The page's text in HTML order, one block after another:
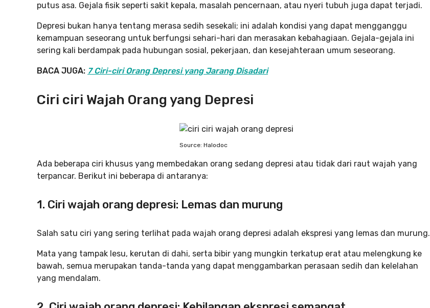
putus asa. Gejala fisik seperti sakit kepala, masalah pencernaan, atau nyeri tubuh juga dapat terjadi.
Depresi bukan hanya tentang merasa sedih sesekali; ini adalah kondisi yang dapat mengganggu
kemampuan seseorang untuk berfungsi sehari-hari dan merasakan kebahagiaan. Gejala-gejala ini
sering kali berdampak pada hubungan sosial, pekerjaan, dan kesejahteraan umum seseorang.
BACA JUGA: 7 Ciri-ciri Orang Depresi yang Jarang Disadari
Ciri ciri Wajah Orang yang Depresi
Source: Halodoc
Ada beberapa ciri khusus yang membedakan orang sedang depresi atau tidak dari raut wajah yang
terpancar. Berikut ini beberapa di antaranya:
1. Ciri wajah orang depresi: Lemas dan murung
Salah satu ciri yang sering terlihat pada wajah orang depresi adalah ekspresi yang lemas dan murung.
Mata yang tampak lesu, kerutan di dahi, serta bibir yang mungkin terkatup erat atau melengkung ke
bawah, semua merupakan tanda-tanda yang dapat menggambarkan perasaan sedih dan kelelahan
yang mendalam.